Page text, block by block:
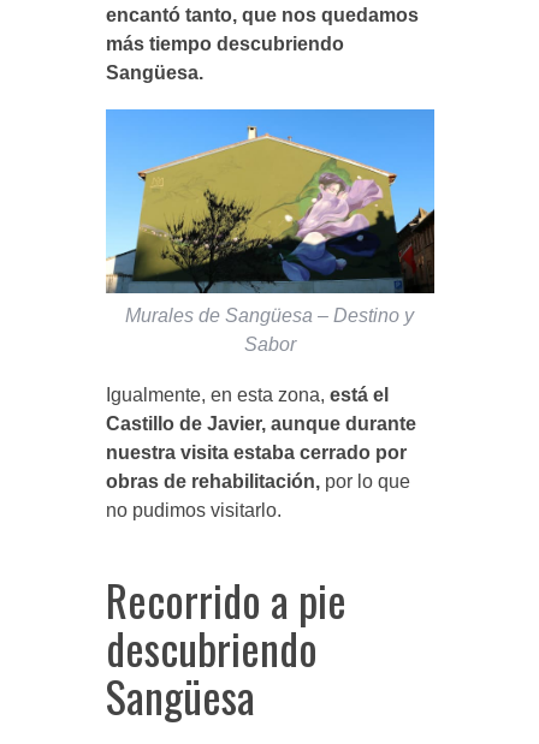
encantó tanto, que nos quedamos
más tiempo descubriendo
Sangüesa.
Murales de Sangüesa – Destino y
Sabor
Igualmente, en esta zona, está el
Castillo de Javier, aunque durante
nuestra visita estaba cerrado por
obras de rehabilitación,por lo que
no pudimos visitarlo.
Recorrido a pie
descubriendo
Sangüesa